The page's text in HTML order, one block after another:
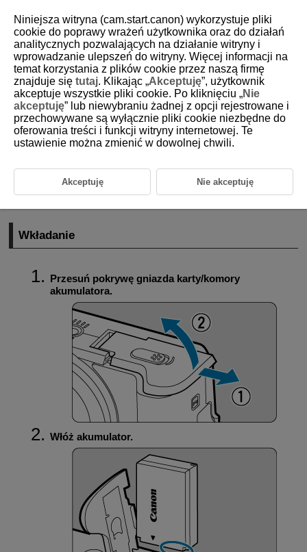
D101-014
Wyjmowanie akumulatora i karty
Wkładanie
Formatowanie karty
Wyjmowanie
Umieść w aparacie w pełni naładowany akumulator LP-E12i kartę.
Przechwycone obrazy są zapisywane na karcie.
Wkładanie
Przesuń pokrywę gniazda karty/komory
akumulatora.
Włóż akumulator.
Niniejsza witryna (cam.start.canon) wykorzystuje pliki
cookie do poprawy wrażeń użytkownika oraz do działań
analitycznych pozwalających na działanie witryny i
wprowadzanie ulepszeń do witryny. Więcej informacji na
temat korzystania z plików cookie przez naszą firmę
znajduje się tutaj. Klikając „Akceptuję”, użytkownik
akceptuje wszystkie pliki cookie. Po kliknięciu „Nie
akceptuję” lub niewybraniu żadnej z opcji rejestrowane i
przechowywane są wyłącznie pliki cookie niezbędne do
oferowania treści i funkcji witryny internetowej. Te
ustawienie można zmienić w dowolnej chwili.
Akceptuję Nie akceptuję